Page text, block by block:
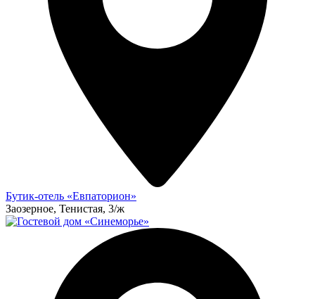
Бутик-отель «Евпаторион»
Заозерное, Тенистая, 3/ж